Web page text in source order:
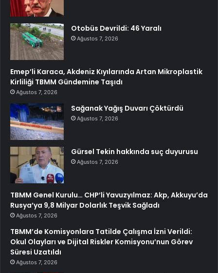
Otobüs Devrildi: 46 Yaralı
Ağustos 7, 2026
Emep’li Karaca, Akdeniz Kıyılarında Artan Mikroplastik
Kirliliği TBMM Gündemine Taşıdı
Ağustos 7, 2026
Sağanak Yağış Duvarı Çöktürdü
Ağustos 7, 2026
Gürsel Tekin hakkında suç duyurusu
Ağustos 7, 2026
TBMM Genel Kurulu… CHP’li Yavuzyılmaz: Akp, Akkuyu’da
Rusya’ya 9,8 Milyar Dolarlık Teşvik Sağladı
Ağustos 7, 2026
TBMM’de Komisyonlara Tatilde Çalışma İzni Verildi:
Okul Olayları ve Dijital Riskler Komisyonu’nun Görev
Süresi Uzatıldı
Ağustos 7, 2026